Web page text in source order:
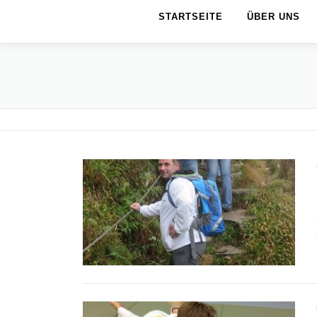
STARTSEITE ÜBER UNS